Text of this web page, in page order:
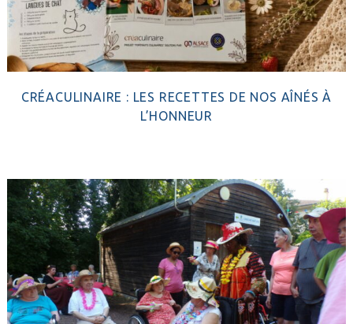
CRÉACULINAIRE : LES RECETTES DE NOS AÎNÉS À
L’HONNEUR